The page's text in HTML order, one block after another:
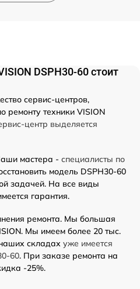
DSPH30-60 стоит
сервис-центров,
ремонту техники VISION
центр выделяется
мастера - специалисты по
модель DSPH30-60
задачей. На все виды
гарантия.
ремонта. Мы большая
Мы имеем более 20 тыс.
складах уже имеется
60. При заказе ремонта на
-25%.